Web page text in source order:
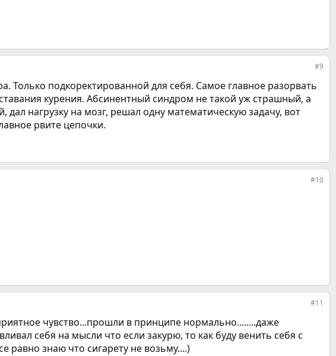
#9
Только подкоректированной для себя. Самое главное разорвать
курения. Абсинентный синдром не такой уж страшный, а
нагрузку на мозг, решал одну математическую задачу, вот
рвите цепочки.
#10
#11
чувство...прошли в принципе нормально........даже
себя на мысли что если закурю, то как буду венить себя с
равно знаю что сигарету не возьму....)